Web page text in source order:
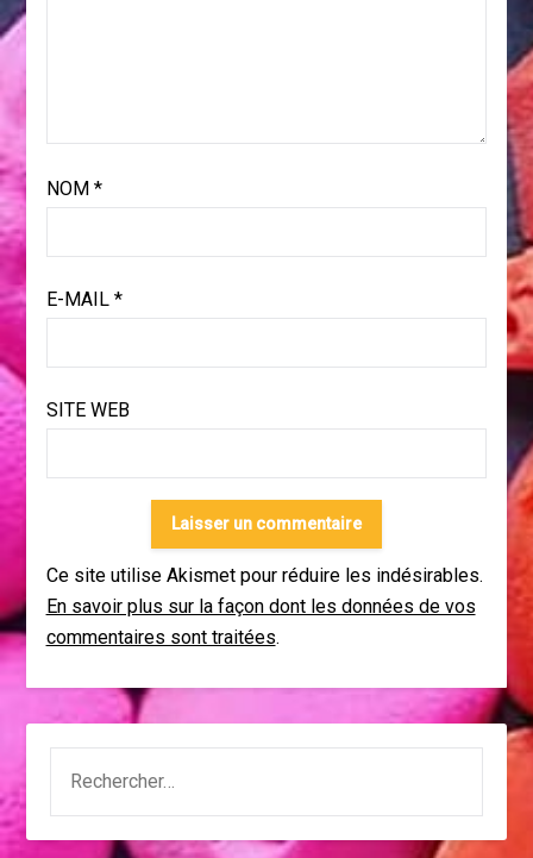
NOM *
E-MAIL *
SITE WEB
Ce site utilise Akismet pour réduire les indésirables.
En savoir plus sur la façon dont les données de vos
commentaires sont traitées.